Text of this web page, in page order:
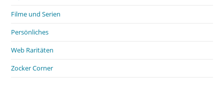
Filme und Serien
Persönliches
Web Raritäten
Zocker Corner